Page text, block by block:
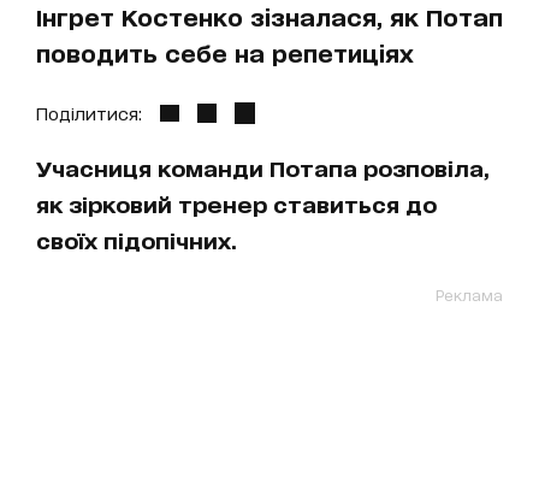
Інгрет Костенко зізналася, як Потап
поводить себе на репетиціях
Поділитися:
Учасниця команди Потапа розповіла,
як зірковий тренер ставиться до
своїх підопічних.
Реклама